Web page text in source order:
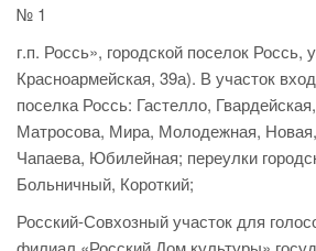
№ 1
г.п. Россь», городской поселок Россь,
Красноармейская, 39а). В участок
поселка Россь: Гастелло,
Матросова, Мира, Молодежная,
Чапаева, Юбилейная; переулки
Больничный, Короткий;
Росский-Совхозный участок для